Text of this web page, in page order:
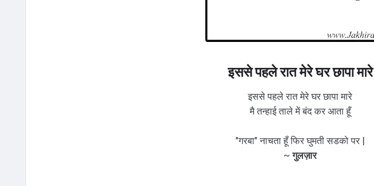
इससे पहले रात मेरे घर छापा मारे
इससे पहले रात मेरे घर छापा मारे
मै तन्हाई ताले में बंद कर आता हूँ
"गरबा" नाचता हूँ फिर घुमती सडको पर |
~गुलज़ार